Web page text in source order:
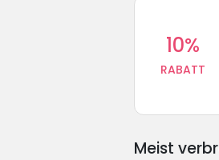
10%
RABATT
Meist